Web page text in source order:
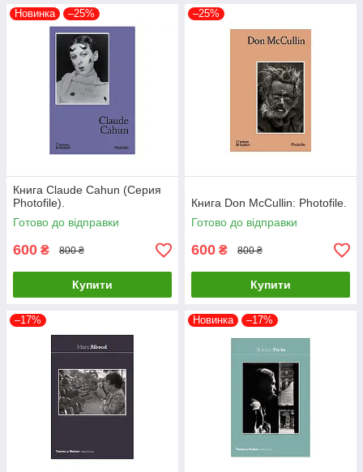
Новинка –25%
Книга Claude Cahun (Серия
Photofile).
Готово до відправки
600 ₴ 800 ₴
Купити
–25%
Книга Don McCullin: Photofile.
Готово до відправки
600 ₴ 800 ₴
Купити
–17% Новинка –17%